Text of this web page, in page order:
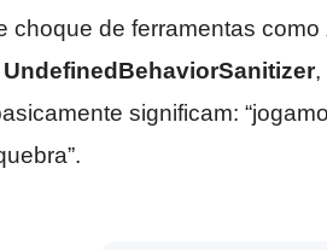
choque de ferramentas como
UndefinedBehaviorSanitizer,
significam: